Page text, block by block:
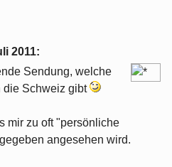
2011:
Sendung, welche
die Schweiz gibt
mir zu oft "persönliche
angesehen wird.